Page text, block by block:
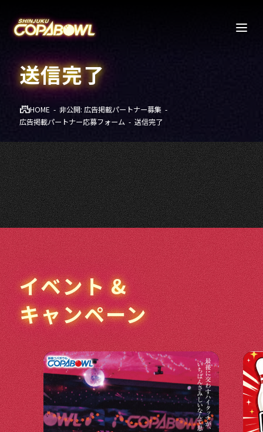
送信完了
HOME 非公開: 広告掲載パートナー募集
広告掲載パートナー応募フォーム
送信完了
イベント &
キャンペーン